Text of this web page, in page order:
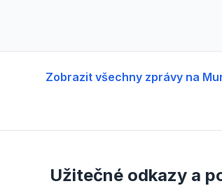
Zobrazit všechny zprávy na
Užitečné odkazy a